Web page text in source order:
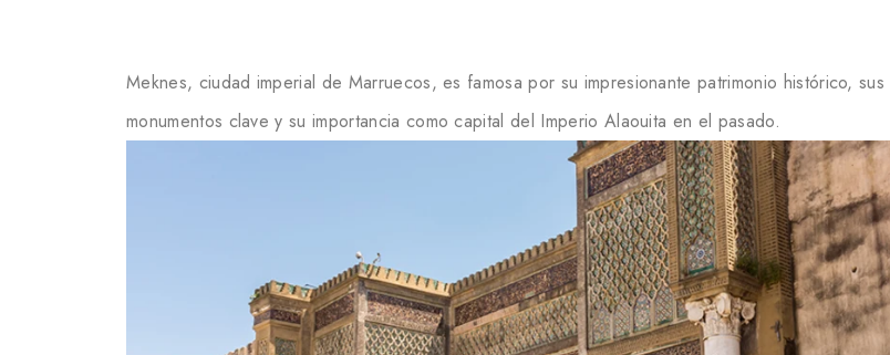
Meknes, ciudad imperial de Marruecos, es famosa por su impresionante patrimonio histórico, sus
monumentos clave y su importancia como capital del Imperio Alaouita en el pasado.